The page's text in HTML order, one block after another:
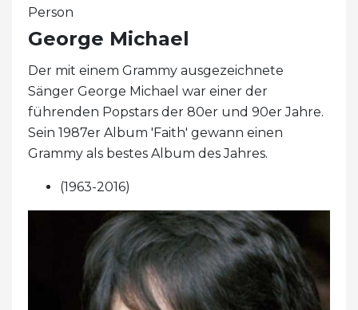
Person
George Michael
Der mit einem Grammy ausgezeichnete
Sänger George Michael war einer der
führenden Popstars der 80er und 90er Jahre.
Sein 1987er Album 'Faith' gewann einen
Grammy als bestes Album des Jahres.
(1963-2016)